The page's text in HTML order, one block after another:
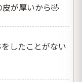
が厚いから🤣
したことがない